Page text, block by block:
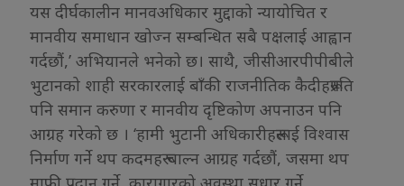
यस दीर्घकालीन मानवअधिकार मुद्दाको न्यायोचित र
मानवीय समाधान खोज्न सम्बन्धित सबै पक्षलाई आह्वान
गर्दछौं,’ अभियानले भनेको छ। साथै, जीसीआरपीपीबीले
भुटानको शाही सरकारलाई बाँकी राजनीतिक कैदीहरूप्रति
पनि समान करुणा र मानवीय दृष्टिकोण अपनाउन पनि
आग्रह गरेको छ । ‘हामी भुटानी अधिकारीहरूलाई विश्वास
निर्माण गर्ने थप कदमहरू चाल्न आग्रह गर्दछौं, जसमा थप